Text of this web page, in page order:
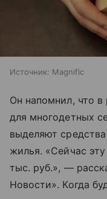
Источник: Magnific
Он напомнил, что
для многодетных
выделяют
жилья. «Сейчас
тыс. руб.», —
Новости». Когда